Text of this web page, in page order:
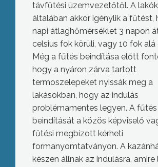
távfűtési üzemvezetőtől. A lakók
általában akkor igénylik a fűtést,
napi átlaghőmérséklet 3 napon
celsius fok körüli, vagy 10 fok alá
Még a fűtés beindítása előtt
hogy a nyáron zárva tartott
termoszelepeket nyissák meg a
lakásokban, hogy az indulás
problémamentes legyen. A fűtés
beindítását a közös képviselő
fűtési megbízott kérheti
formanyomtatványon. A
készen állnak az indulásra, amire